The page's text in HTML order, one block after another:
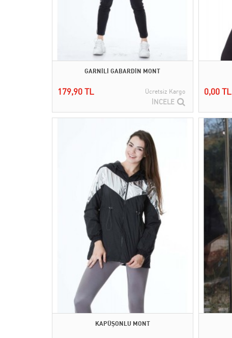
GARNİLİ GABARDİN MONT
179,90 TL Ücretsiz Kargo
İNCELE
0,00 TL
KAPÜŞONLU MONT